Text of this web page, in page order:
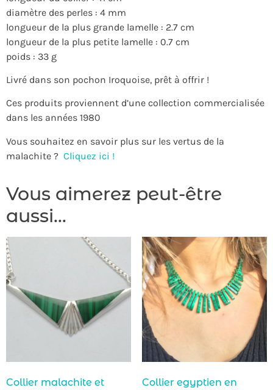
diamètre des perles : 4 mm
longueur de la plus grande lamelle : 2.7 cm
longueur de la plus petite lamelle : 0.7 cm
poids : 33 g
Livré dans son pochon Iroquoise, prêt à offrir !
Ces produits proviennent d’une collection commercialisée
dans les années 1980
Vous souhaitez en savoir plus sur les vertus de la
malachite ? Cliquez ici !
Vous aimerez peut-être
aussi…
Collier malachite et
Collier egyptien en